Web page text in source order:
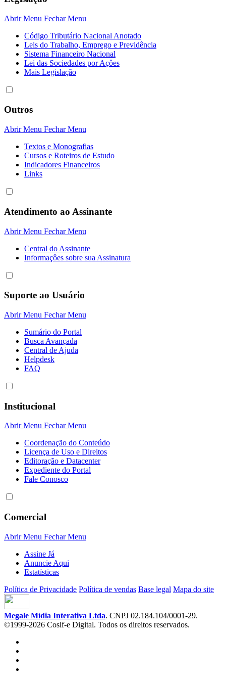
Abrir Menu Fechar Menu
Código Tributário Nacional Anotado
Leis do Trabalho, Emprego e Previdência
Sistema Financeiro Nacional
Lei das Sociedades por Açôes
Mais Legislação
Outros
Abrir Menu Fechar Menu
Textos e Monografias
Cursos e Roteiros de Estudo
Indicadores Financeiros
Links
Atendimento ao Assinante
Abrir Menu Fechar Menu
Central do Assinante
Informaçôes sobre sua Assinatura
Suporte ao Usuário
Abrir Menu Fechar Menu
Sumário do Portal
Busca Avançada
Central de Ajuda
Helpdesk
FAQ
Institucional
Abrir Menu Fechar Menu
Coordenação do Conteúdo
Licença de Uso e Direitos
Editoração e Datacenter
Expediente do Portal
Fale Conosco
Comercial
Abrir Menu Fechar Menu
Assine Já
Anuncie Aqui
Estatísticas
Política de Privacidade Política de vendas Base legal Mapa do site
Megale Mídia Interativa Ltda. CNPJ 02.184.104/0001-29.
©1999-2026 Cosif-e Digital. Todos os direitos reservados.